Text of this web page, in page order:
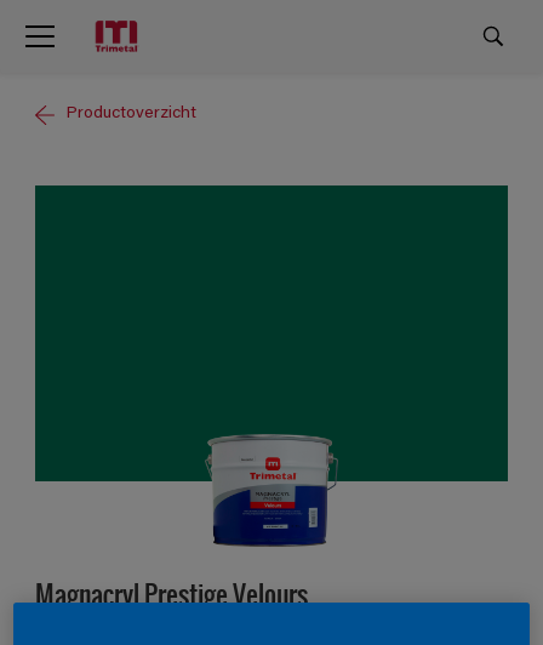
Productoverzicht
Magnacryl Prestige Velours